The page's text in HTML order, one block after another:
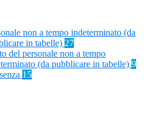
non a tempo indeterminato (da
in tabelle) 27
del personale non a tempo
(da pubblicare in tabelle) 9
15